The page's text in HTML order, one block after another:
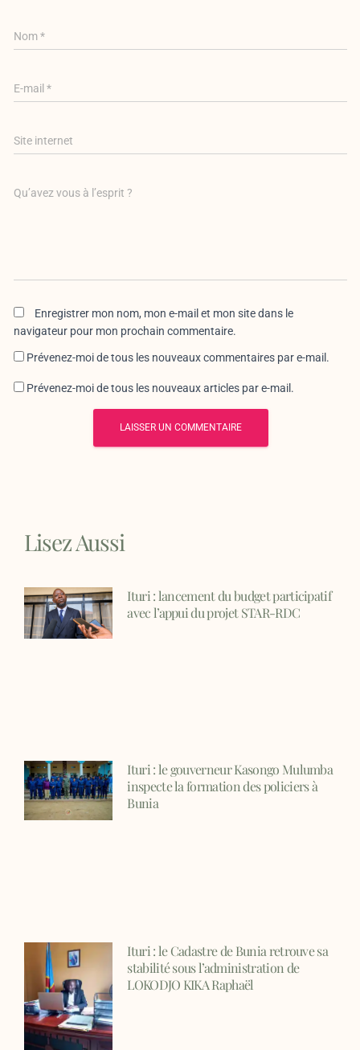
Nom*
E-mail*
Site internet
Qu’avez vous à l’esprit ?
Enregistrer mon nom, mon e-mail et mon site dans le
navigateur pour mon prochain commentaire.
Prévenez-moi de tous les nouveaux commentaires par e-mail.
Prévenez-moi de tous les nouveaux articles par e-mail.
Lisez Aussi
Ituri : lancement du budget participatif
avec l’appui du projet STAR-RDC
Ituri : le gouverneur Kasongo Mulumba
inspecte la formation des policiers à
Bunia
Ituri : le Cadastre de Bunia retrouve sa
stabilité sous l’administration de
LOKODJO KIKA Raphaël